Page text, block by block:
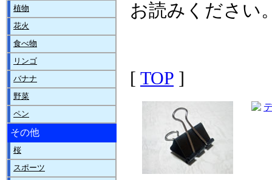
植物
花火
食べ物
リンゴ
バナナ
野菜
ペン
その他
桜
スポーツ
お読みください
[ TOP ]